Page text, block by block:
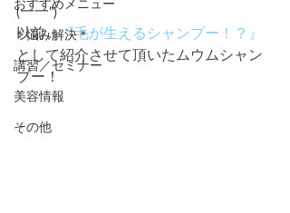
おすすめメニュー
＊悩み解決＊
講習／セミナー
美容情報
その他
(一一")
以前、『毛が生えるシャンプー！？』
として紹介させて頂いたムウムシャン
プー！